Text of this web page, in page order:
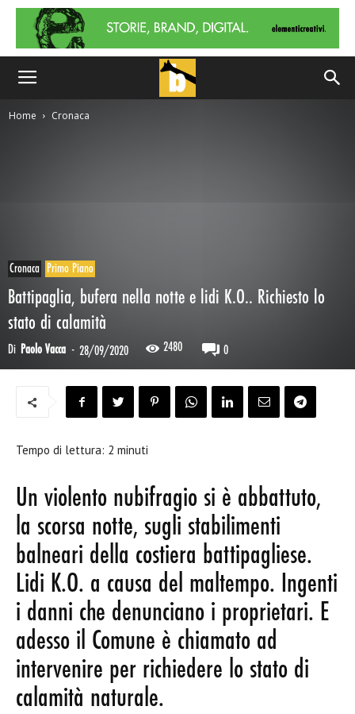
Home Cronaca
Cronaca Primo Piano
Battipaglia, bufera nella notte e lidi K.O.. Richiesto lo
stato di calamità
Di Paolo Vacca - 28/09/2020 2480 0
Tempo di lettura: 2 minuti
Un violento nubifragio si è abbattuto,
la scorsa notte, sugli stabilimenti
balneari della costiera battipagliese.
Lidi K.O. a causa del maltempo. Ingenti
i danni che denunciano i proprietari. E
adesso il Comune è chiamato ad
intervenire per richiedere lo stato di
calamità naturale.